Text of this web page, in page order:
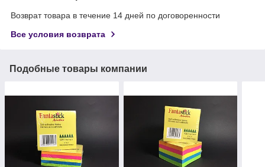
Возврат товара в течение 14 дней по договоренности
Все условия возврата
Подобные товары компании